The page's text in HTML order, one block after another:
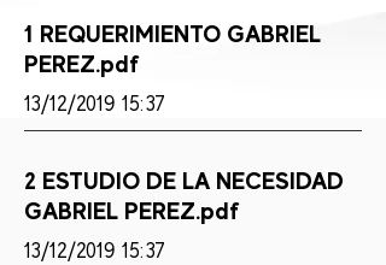
1 REQUERIMIENTO GABRIEL
PEREZ.pdf
13/12/2019 15:37
2 ESTUDIO DE LA NECESIDAD
GABRIEL PEREZ.pdf
13/12/2019 15:37